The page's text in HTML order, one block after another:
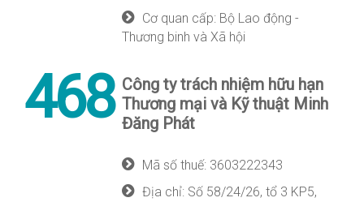
Cơ quan cấp: Bộ Lao động -
Thương binh và Xã hội
468 Công ty trách nhiệm hữu hạn
Thương mại và Kỹ thuật Minh
Đăng Phát
Mã số thuế: 3603222343
Địa chỉ: Số 58/24/26, tổ 3 KP5,